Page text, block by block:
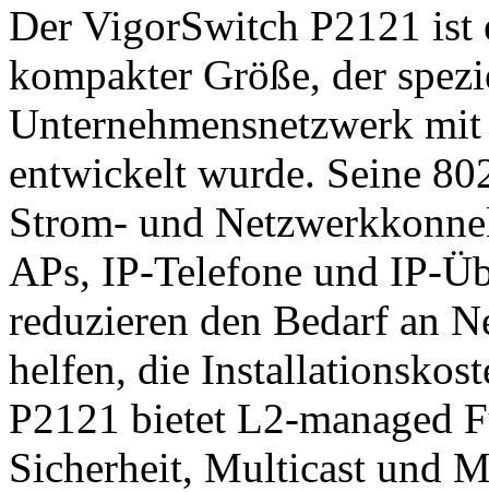
Der VigorSwitch P2121 ist
kompakter Größe, der
Unternehmensnetzwerk
entwickelt wurde. Seine
Strom- und
APs, IP-Telefone und IP-
reduzieren den Bedarf an
helfen, die
P2121 bietet L2-managed
Sicherheit, Multicast und